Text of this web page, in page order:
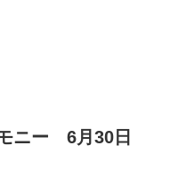
ニー 6月30日